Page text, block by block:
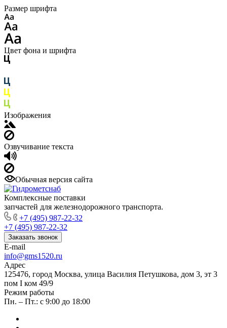
Размер шрифта
Цвет фона и шрифта
Изображения
Озвучивание текста
Обычная версия сайта
Комплексные поставки
запчастей для железнодорожного транспорта.
+7 (495) 987-22-32
+7 (495) 987-22-32
Заказать звонок
E-mail
info@gms1520.ru
Адрес
125476, город Москва, улица Василия Петушкова, дом 3, эт 3
пом I ком 49/9
Режим работы
Пн. – Пт.: с 9:00 до 18:00